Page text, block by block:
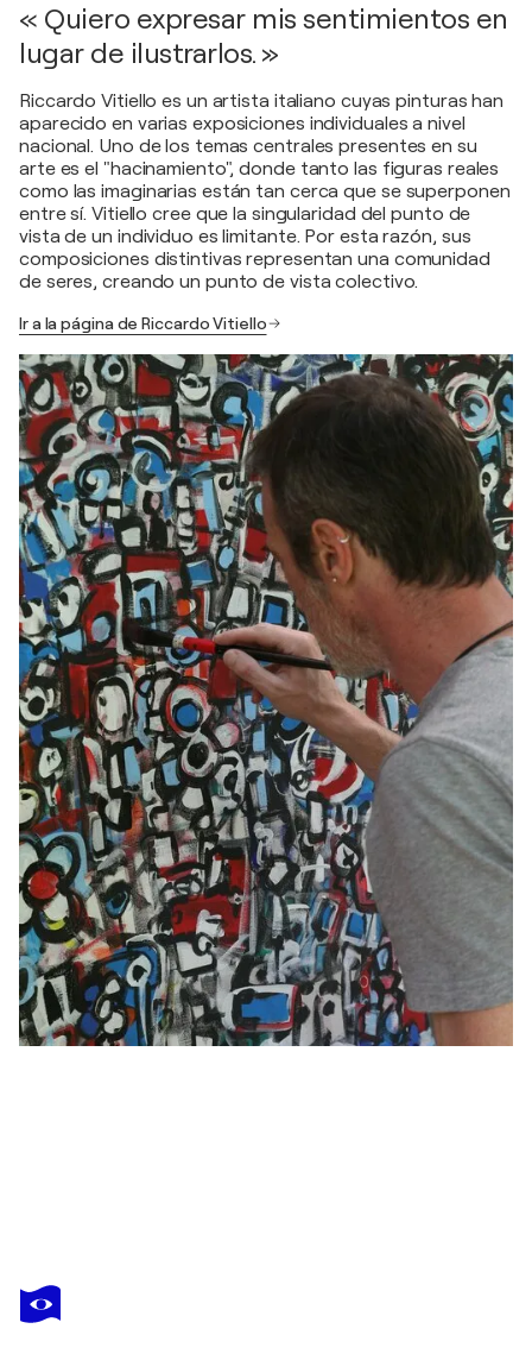
« Quiero expresar mis sentimientos en
lugar de ilustrarlos. »
Riccardo Vitiello es un artista italiano cuyas pinturas han
aparecido en varias exposiciones individuales a nivel
nacional. Uno de los temas centrales presentes en su
arte es el "hacinamiento", donde tanto las figuras reales
como las imaginarias están tan cerca que se superponen
entre sí. Vitiello cree que la singularidad del punto de
vista de un individuo es limitante. Por esta razón, sus
composiciones distintivas representan una comunidad
de seres, creando un punto de vista colectivo.
Ir a la página de Riccardo Vitiello
RICCARDO VITIELLO
The arrival at the ghost circus